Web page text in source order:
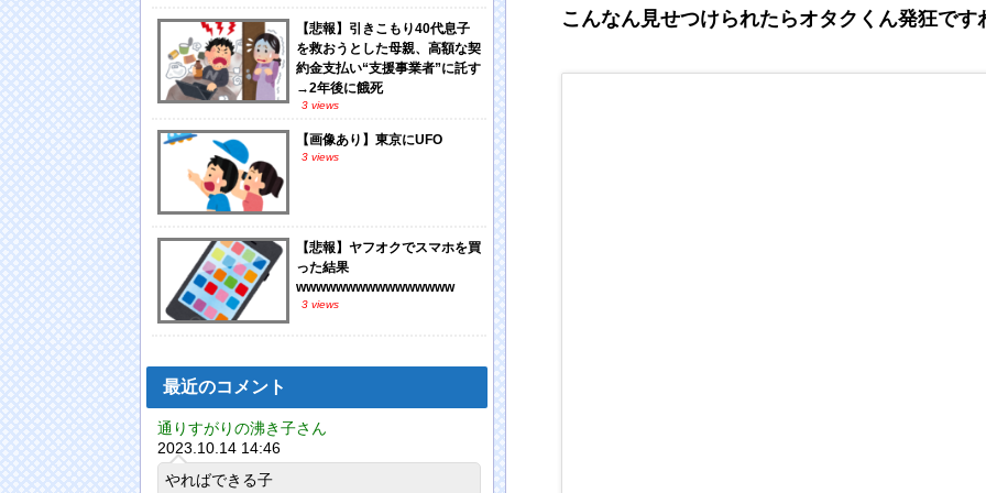
こんなん見せつけられたらオタクくん発狂です
【悲報】引きこもり40代息子
を救おうとした母親、高額な契
約金支払い“支援事業者”に託す
→2年後に餓死
3 views
【画像あり】東京にUFO
3 views
【悲報】ヤフオクでスマホを買
った結果
wwwwwwwwwwwwwwww
3 views
最近のコメント
通りすがりの沸き子さん
2023.10.14 14:46
やればできる子